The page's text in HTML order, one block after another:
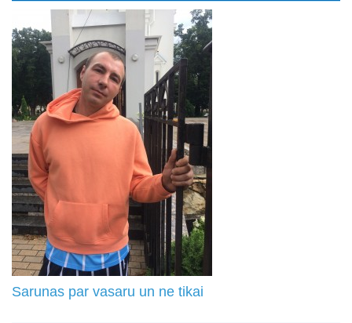
Sarunas par vasaru un ne tikai